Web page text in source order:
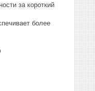
за короткий
более